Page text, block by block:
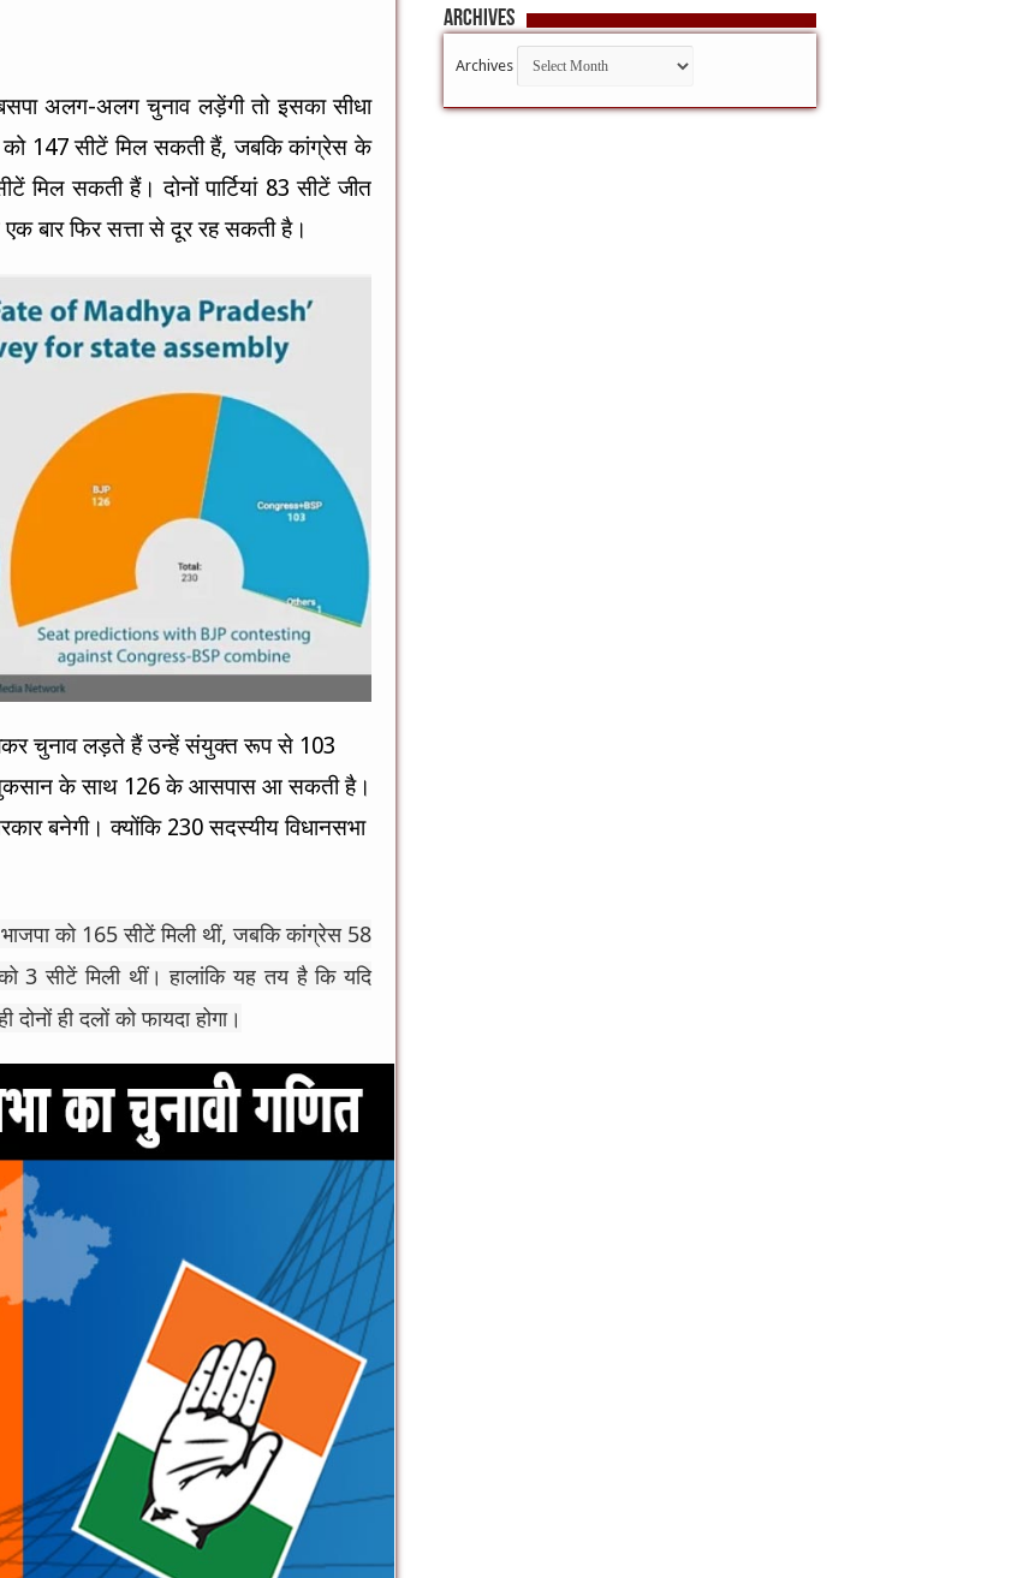
अलग-अलग चुनाव लड़ेंगी तो इसका सीधा
को 147 सीटें मिल सकती हैं, जबकि कांग्रेस के
सकती हैं। दोनों पार्टियां 83 सीटें जीत
बार फिर सत्ता से दूर रह सकती है।
चुनाव लड़ते हैं उन्हें संयुक्त रूप से 103
नुकसान के साथ 126 के आसपास आ सकती है।
बनेगी। क्योंकि 230 सदस्यीय विधानसभा
को 165 सीटें मिली थीं, जबकि कांग्रेस 58
3 सीटें मिली थीं। हालांकि यह तय है कि यदि
ही दलों को फायदा होगा।
Archives
Archives